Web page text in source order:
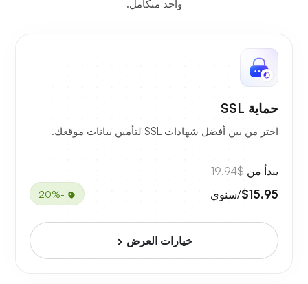
واحد متكامل.
حماية SSL
اختر من بين أفضل شهادات SSL لتأمين بيانات موقعك.
يبدأ من $19.94
$15.95/سنوي -20%
خيارات العرض